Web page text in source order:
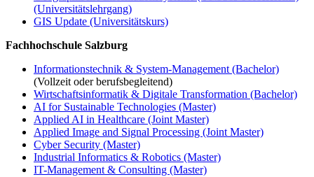
(Universitätslehrgang)
GIS Update (Universitätskurs)
Fachhochschule Salzburg
Informationstechnik & System-Management (Bachelor)
(Vollzeit oder berufsbegleitend)
Wirtschaftsinformatik & Digitale Transformation (Bachelor)
AI for Sustainable Technologies (Master)
Applied AI in Healthcare (Joint Master)
Applied Image and Signal Processing (Joint Master)
Cyber Security (Master)
Industrial Informatics & Robotics (Master)
IT-Management & Consulting (Master)